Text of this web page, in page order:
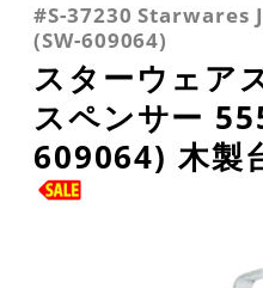
#S-37230 Starwares
(SW-609064)
スターウェア
スペンサー
609064) 木製